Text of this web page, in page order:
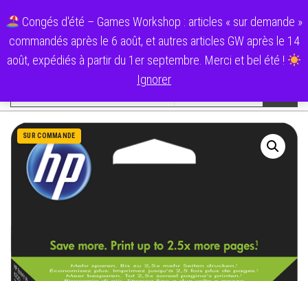
au
contenu
Congés d'été – Games Workshop : articles « sur demande »
commandés après le 6 août, et autres articles GW après le 14
août, expédiés à partir du 1er septembre. Merci et bel été !
Ignorer
Ecolo Cartouche
Catégories
SUR COMMANDE